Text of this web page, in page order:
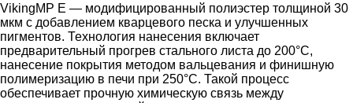
VikingMP E — модифицированный полиэстер толщиной 30
мкм с добавлением кварцевого песка и улучшенных
пигментов. Технология нанесения включает
предварительный прогрев стального листа до 200°C,
нанесение покрытия методом вальцевания и финишную
полимеризацию в печи при 250°C. Такой процесс
обеспечивает прочную химическую связь между